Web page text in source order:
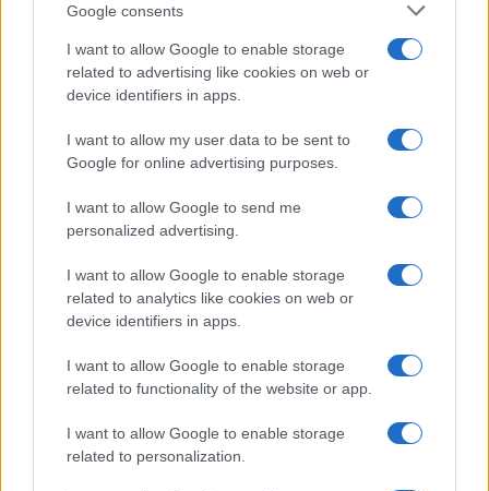
Google consents
I want to allow Google to enable storage
related to advertising like cookies on web or
device identifiers in apps.
I want to allow my user data to be sent to
Google for online advertising purposes.
I want to allow Google to send me
personalized advertising.
I want to allow Google to enable storage
related to analytics like cookies on web or
device identifiers in apps.
I want to allow Google to enable storage
related to functionality of the website or app.
I want to allow Google to enable storage
related to personalization.
Condividi l'articolo
F
a
ce
b
o
o
k
T
w
it
te
r
Pi
n
te
re
st
W
h
at
s
A
p
p
S
h
a
Articolo precedente
Prossimo articolo
NOTIZIE RECENTI
Le previsioni meteo per il weekend a Olbia e in